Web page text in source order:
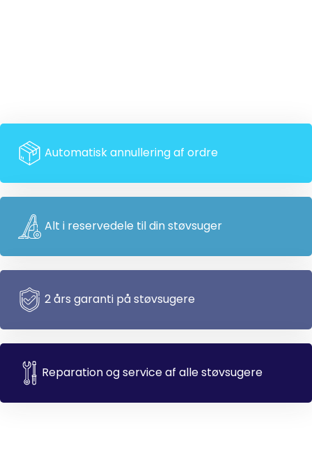
Automatisk annullering af ordre
Alt i reservedele til din støvsuger
2 års garanti på støvsugere
Reparation og service af alle støvsugere